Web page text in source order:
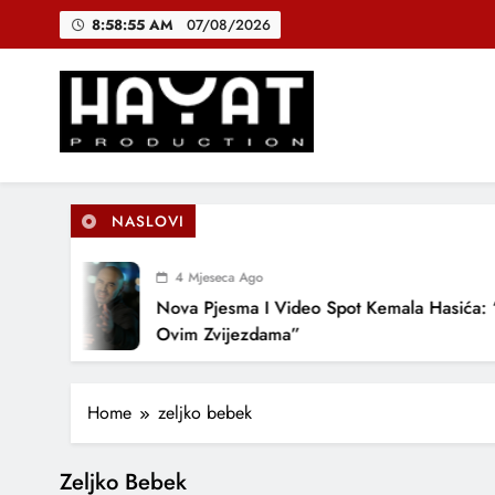
8:58:55 AM 07/08/2026
Hayat Production
Promocija domaće muzike
NASLOVI
4 Mjeseca Ago
Nova Pjesma I Video Spot Kemala Hasića:
Ovim Zvijezdama”
Home zeljko bebek
Zeljko Bebek